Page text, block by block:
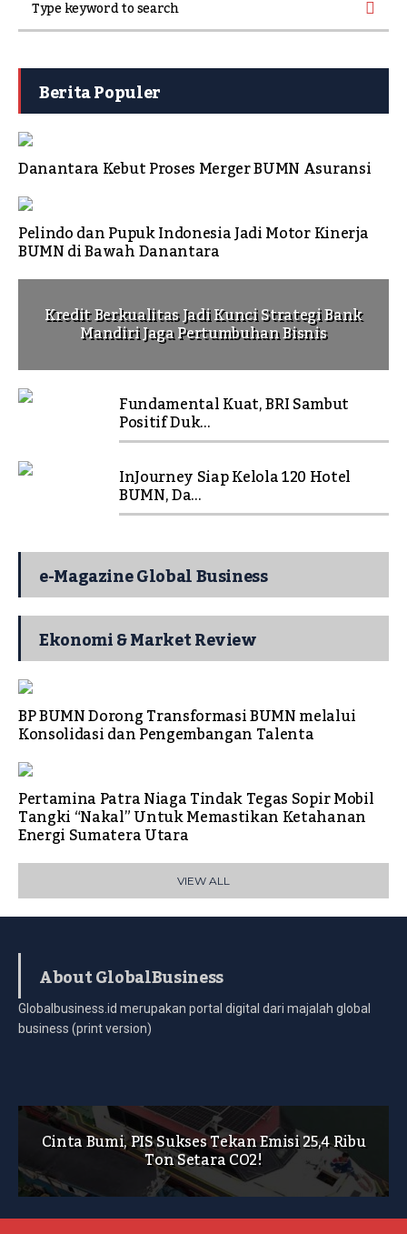
Berita Populer
Danantara Kebut Proses Merger BUMN Asuransi
Pelindo dan Pupuk Indonesia Jadi Motor Kinerja
BUMN di Bawah Danantara
Kredit Berkualitas Jadi Kunci Strategi Bank
Mandiri Jaga Pertumbuhan Bisnis
Fundamental Kuat, BRI Sambut
Positif Duk...
InJourney Siap Kelola 120 Hotel
BUMN, Da...
e-Magazine Global Business
Ekonomi & Market Review
BP BUMN Dorong Transformasi BUMN melalui
Konsolidasi dan Pengembangan Talenta
Pertamina Patra Niaga Tindak Tegas Sopir Mobil
Tangki “Nakal” Untuk Memastikan Ketahanan
Energi Sumatera Utara
VIEW ALL
About GlobalBusiness
Globalbusiness.id merupakan portal digital dari majalah global
business (print version)
Cinta Bumi, PIS Sukses Tekan Emisi 25,4 Ribu
Ton Setara CO2!